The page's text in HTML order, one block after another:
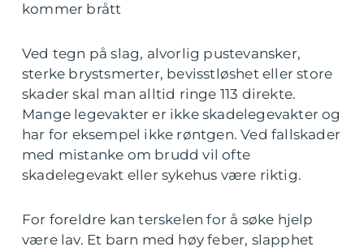
kommer brått
Ved tegn på slag, alvorlig pustevansker,
sterke brystsmerter, bevisstløshet eller store
skader skal man alltid ringe 113 direkte.
Mange legevakter er ikke skadelegevakter og
har for eksempel ikke røntgen. Ved fallskader
med mistanke om brudd vil ofte
skadelegevakt eller sykehus være riktig.
For foreldre kan terskelen for å søke hjelp
være lav. Et barn med høy feber, slapphet